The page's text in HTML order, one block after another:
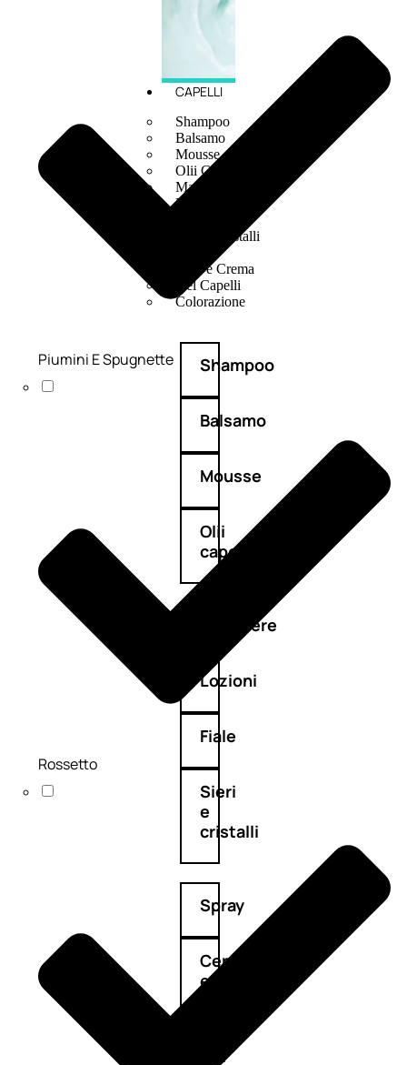
CAPELLI
Shampoo
Balsamo
Mousse
Olii Capelli
Maschere
Lozioni
Sieri e Cristalli
Cera e Crema
Gel Capelli
Colorazione
Shampoo
Balsamo
Mousse
Olii
capelli
Maschere
Lozioni
Fiale
Sieri
e
cristalli
Spray
Cera
e
Gel
Piumini E Spugnette
Rossetto